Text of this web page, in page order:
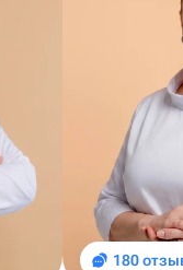
180